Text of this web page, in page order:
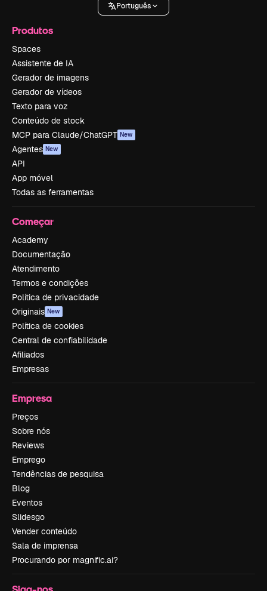
Português
Produtos
Spaces
Assistente de IA
Gerador de imagens
Gerador de vídeos
Texto para voz
Conteúdo de stock
MCP para Claude/ChatGPT New
Agentes New
API
App móvel
Todas as ferramentas
Começar
Academy
Documentação
Atendimento
Termos e condições
Política de privacidade
Originais New
Política de cookies
Central de confiabilidade
Afiliados
Empresas
Empresa
Preços
Sobre nós
Reviews
Emprego
Tendências de pesquisa
Blog
Eventos
Slidesgo
Vender conteúdo
Sala de imprensa
Procurando por magnific.ai?